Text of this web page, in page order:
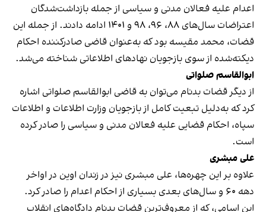
اعدام علیه فعالان مدنی و سیاسی از جمله بازداشت‌شدگان
اعتراضات سال‌های ۸۸، ۹۶، ۹۸ و ۱۴۰۱ ادامه دادند. از جمله این
قضات، محمد مقیسه بود که به‌عنوان قاضی صادرکننده احکام
دیکته‌شده از سوی بازجویان نهادهای اطلاعاتی شناخته می‌شد.
ابوالقاسم صلواتی
از دیگر قضات بدنام می‌توان به قاضی ابوالقاسم صلواتی اشاره
کرد که به‌دلیل تبعیت کامل از بازجویان وزارت اطلاعات و اطلاعات
سپاه، احکام قضایی علیه فعالان مدنی و سیاسی را صادر کرده
است.
علی مبشری
علاوه بر این چهره‌ها، علی مبشری نیز در زندان اوین در اواخر
دهه ۶۰ و سال‌های بعدی بسیاری از احکام اعدام را صادر کرد.
این اسامی، که از معروف‌ترین قضات بدنام دادگاه‌های انقلاب